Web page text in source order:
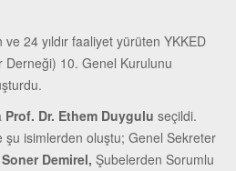
24 yıldır faaliyet yürüten YKKED
Derneği) 10. Genel Kurulunu
Prof. Dr. Ethem Duygulu seçildi.
isimlerden oluştu; Genel Sekreter
Soner Demirel, Şubelerden Sorumlu